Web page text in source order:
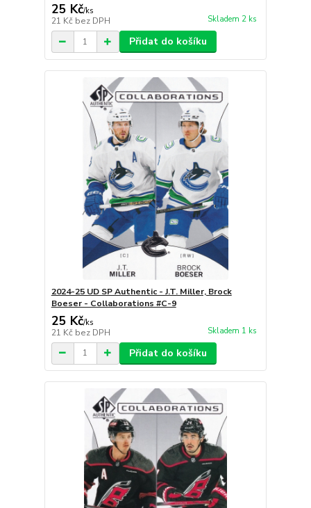
25 Kč/ks
21 Kč bez DPH Skladem 2 ks
Přidat do košíku
2024-25 UD SP Authentic - J.T. Miller, Brock
Boeser - Collaborations #C-9
25 Kč/ks
21 Kč bez DPH Skladem 1 ks
Přidat do košíku